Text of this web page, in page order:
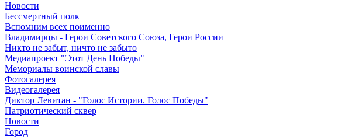
Новости
Бессмертный полк
Вспомним всех поименно
Владимирцы - Герои Советского Союза, Герои России
Никто не забыт, ничто не забыто
Медиапроект "Этот День Победы"
Мемориалы воинской славы
Фотогалерея
Видеогалерея
Диктор Левитан - "Голос Истории. Голос Победы"
Патриотический сквер
Новости
Город